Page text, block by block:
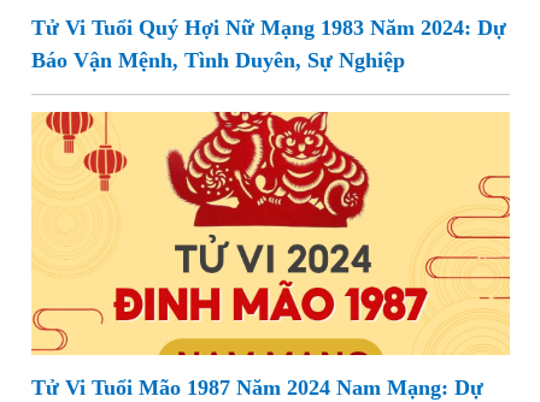
Tử Vi Tuổi Quý Hợi Nữ Mạng 1983 Năm 2024: Dự
Báo Vận Mệnh, Tình Duyên, Sự Nghiệp
Tử Vi Tuổi Mão 1987 Năm 2024 Nam Mạng: Dự